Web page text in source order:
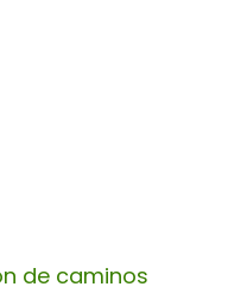
de caminos